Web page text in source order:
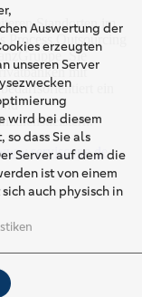
Standorten im
Process Outsourcing
Sie
mit
ein
Auswertung der
erzeugten
unseren Server
wird bei diesem
dass Sie als
Server auf dem die
ist von einem
auch physisch in